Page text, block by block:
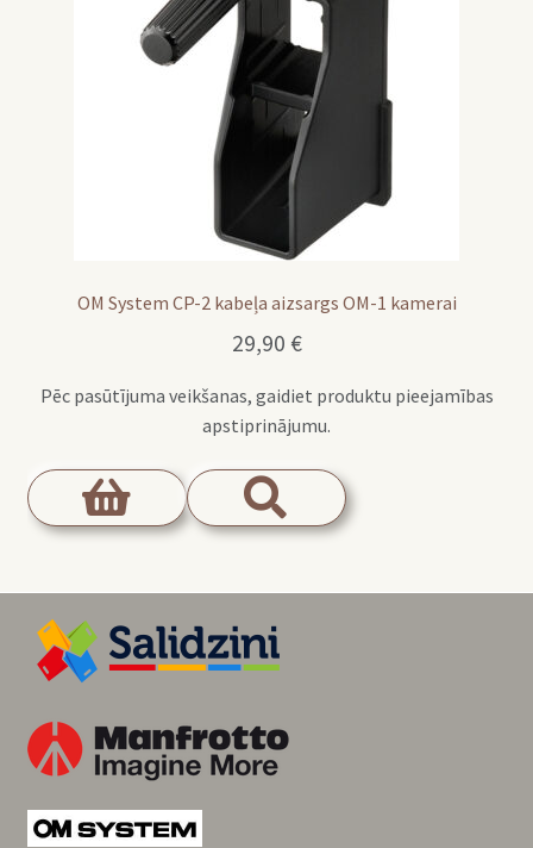
OM System CP-2 kabeļa aizsargs OM-1 kamerai
29,90 €
Pēc pasūtījuma veikšanas, gaidiet produktu pieejamības
apstiprinājumu.